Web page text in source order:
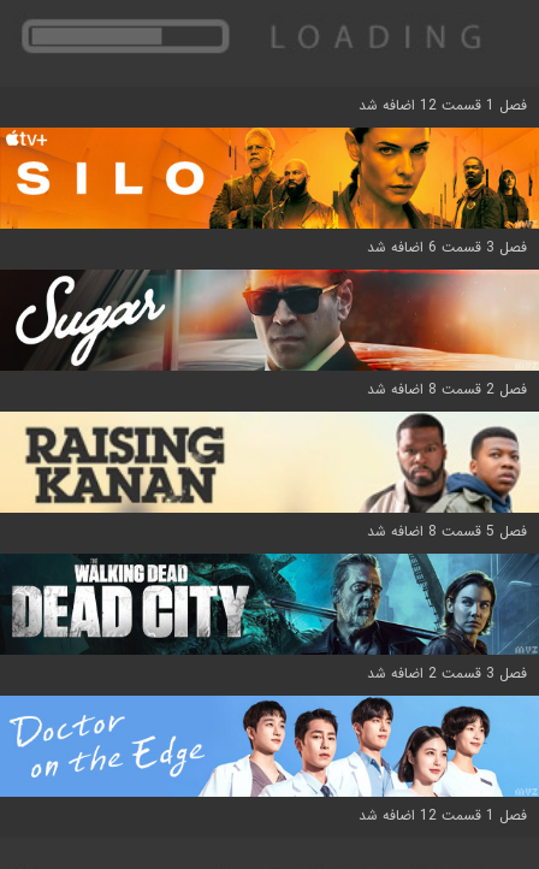
فصل 1 قسمت 12 اضافه شد
فصل 3 قسمت 6 اضافه شد
فصل 2 قسمت 8 اضافه شد
فصل 5 قسمت 8 اضافه شد
فصل 3 قسمت 2 اضافه شد
فصل 1 قسمت 12 اضافه شد